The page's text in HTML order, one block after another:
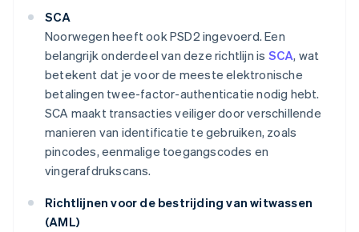
SCA
Noorwegen heeft ook PSD2 ingevoerd. Een
belangrijk onderdeel van deze richtlijn is SCA, wat
betekent dat je voor de meeste elektronische
betalingen twee-factor-authenticatie nodig hebt.
SCA maakt transacties veiliger door verschillende
manieren van identificatie te gebruiken, zoals
pincodes, eenmalige toegangscodes en
vingerafdrukscans.
Richtlijnen voor de bestrijding van witwassen
(AML)